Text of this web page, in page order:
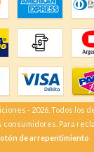
- 2026. Todos los
consumidores. Para
de arrepentimiento